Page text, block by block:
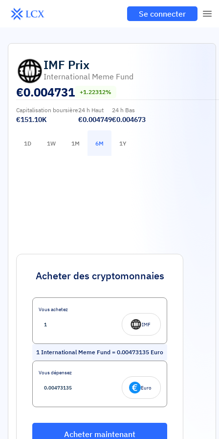
Se connecter
IMF Prix
International Meme Fund
€0.004731 +1.22312%
Capitalisation boursière
€151.10K
24 h Haut
€0.004749
24 h Bas
€0.004673
1D 1W 1M 6M 1Y
Acheter des cryptomonnaies
Vous achetez
IMF
1 International Meme Fund = 0.00473135 Euro
Vous dépensez
Euro
Acheter maintenant